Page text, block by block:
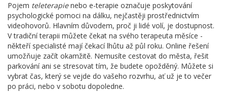
Pojem teleterapienebo e-terapie označuje poskytování
psychologické pomoci na dálku, nejčastěji prostřednictvím
videohovorů. Hlavním důvodem, proč ji lidé volí, je dostupnost.
V tradiční terapii můžete čekat na svého terapeuta měsíce -
někteří specialisté mají čekací lhůtu až půl roku. Online řešení
umožňuje začít okamžitě. Nemusíte cestovat do města, řešit
parkování ani se stresovat tím, že budete opožděný. Můžete si
vybrat čas, který se vejde do vašeho rozvrhu, ať už je to večer
po práci, nebo v sobotu dopoledne.